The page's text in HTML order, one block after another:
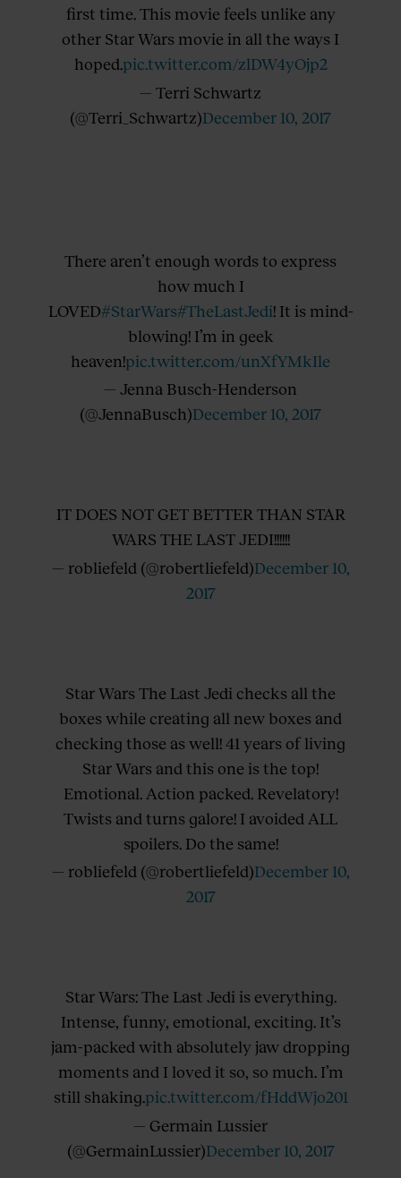
first time. This movie feels unlike any
other Star Wars movie in all the ways I
hoped.pic.twitter.com/zlDW4yOjp2
— Terri Schwartz
(@Terri_Schwartz)December 10, 2017
There aren’t enough words to express
how much I
LOVED#StarWars#TheLastJedi! It is mind-
blowing! I’m in geek
heaven!pic.twitter.com/unXfYMkIle
— Jenna Busch-Henderson
(@JennaBusch)December 10, 2017
IT DOES NOT GET BETTER THAN STAR
WARS THE LAST JEDI!!!!!!
— robliefeld (@robertliefeld)December 10,
2017
Star Wars The Last Jedi checks all the
boxes while creating all new boxes and
checking those as well! 41 years of living
Star Wars and this one is the top!
Emotional. Action packed. Revelatory!
Twists and turns galore! I avoided ALL
spoilers. Do the same!
— robliefeld (@robertliefeld)December 10,
2017
Star Wars: The Last Jedi is everything.
Intense, funny, emotional, exciting. It’s
jam-packed with absolutely jaw dropping
moments and I loved it so, so much. I’m
still shaking.pic.twitter.com/fHddWjo201
— Germain Lussier
(@GermainLussier)December 10, 2017